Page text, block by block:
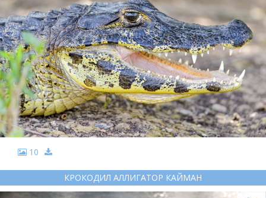
10
КРОКОДИЛ АЛЛИГАТОР КАЙМАН